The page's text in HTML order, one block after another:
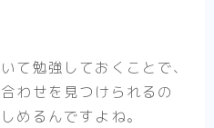
て勉強しておくことで、
わせを見つけられるの
めるんですよね。